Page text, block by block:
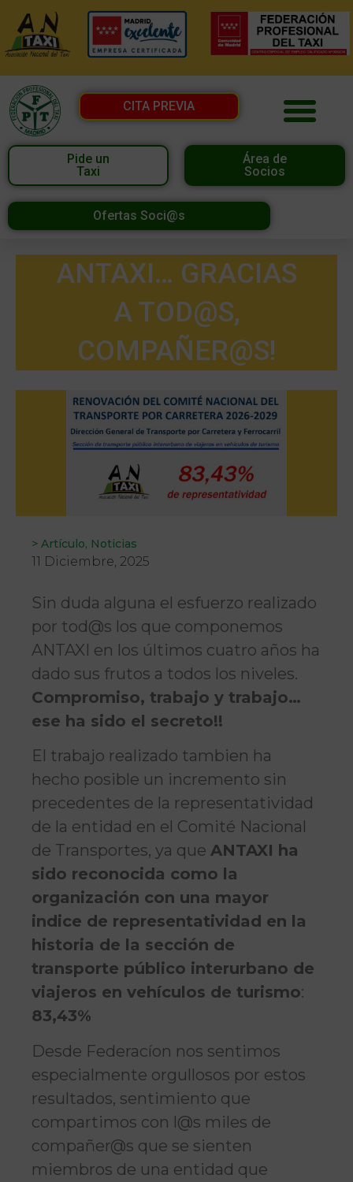
CITA PREVIA
Pide un
Taxi
Área de
Socios
Ofertas Soci@s
ANTAXI… GRACIAS
A TOD@S,
COMPAÑER@S!
> Artículo, Noticias
11 Diciembre, 2025
Sin duda alguna el esfuerzo realizado
por tod@s los que componemos
ANTAXI en los últimos cuatro años ha
dado sus frutos a todos los niveles.
Compromiso, trabajo y trabajo…
ese ha sido el secreto!!
El trabajo realizado tambien ha
hecho posible un incremento sin
precedentes de la representatividad
de la entidad en el Comité Nacional
de Transportes, ya que ANTAXI ha
sido reconocida como la
organización con una mayor
indice de representatividad en la
historia de la sección de
transporte público interurbano de
viajeros en vehículos de turismo:
83,43%
Desde Federacíon nos sentimos
especialmente orgullosos por estos
resultados, sentimiento que
compartimos con l@s miles de
compañer@s que se sienten
miembros de una entidad que